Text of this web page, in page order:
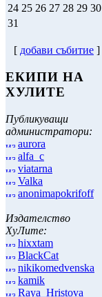
24 25 26 27 28 29 30
31
[ добави събитие ]
ЕКИПИ НА
ХУЛИТЕ
Публикуващи
администратори:
aurora
alfa_c
viatarna
Valka
anonimapokrifoff
Издателство
ХуЛите:
hixxtam
BlackCat
nikikomedvenska
kamik
Raya_Hristova